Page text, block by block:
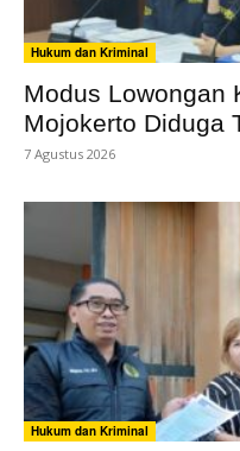
Hukum dan Kriminal
Modus Lowongan
Mojokerto Diduga
7 Agustus 2026
Hukum dan Kriminal